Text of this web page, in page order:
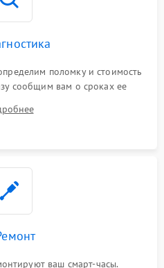
поломку и стоимость
сообщим вам о сроках ее
ваш смарт-часы.